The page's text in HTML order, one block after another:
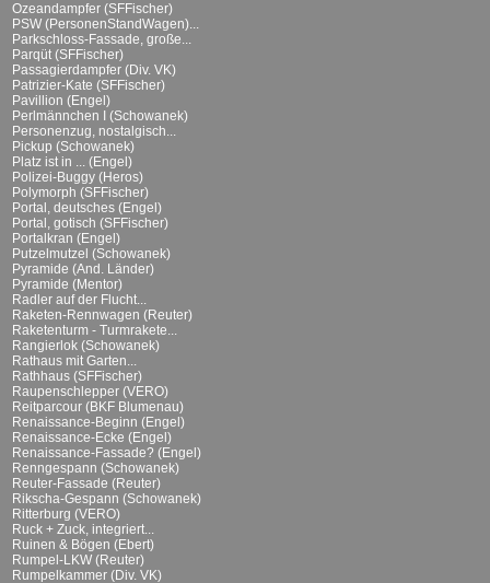
Ozeandampfer (SFFischer)
PSW (PersonenStandWagen)...
Parkschloss-Fassade, große...
Parqüt (SFFischer)
Passagierdampfer (Div. VK)
Patrizier-Kate (SFFischer)
Pavillion (Engel)
Perlmännchen I (Schowanek)
Personenzug, nostalgisch...
Pickup (Schowanek)
Platz ist in ... (Engel)
Polizei-Buggy (Heros)
Polymorph (SFFischer)
Portal, deutsches (Engel)
Portal, gotisch (SFFischer)
Portalkran (Engel)
Putzelmutzel (Schowanek)
Pyramide (And. Länder)
Pyramide (Mentor)
Radler auf der Flucht...
Raketen-Rennwagen (Reuter)
Raketenturm - Turmrakete...
Rangierlok (Schowanek)
Rathaus mit Garten...
Rathhaus (SFFischer)
Raupenschlepper (VERO)
Reitparcour (BKF Blumenau)
Renaissance-Beginn (Engel)
Renaissance-Ecke (Engel)
Renaissance-Fassade? (Engel)
Renngespann (Schowanek)
Reuter-Fassade (Reuter)
Rikscha-Gespann (Schowanek)
Ritterburg (VERO)
Ruck + Zuck, integriert...
Ruinen & Bögen (Ebert)
Rumpel-LKW (Reuter)
Rumpelkammer (Div. VK)